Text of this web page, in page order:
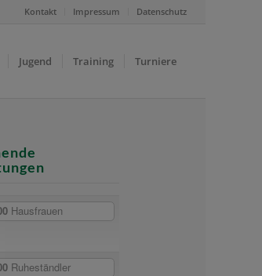
Kontakt Impressum Datenschutz
Jugend Training Turniere
Hausfrauen
Ruheständler